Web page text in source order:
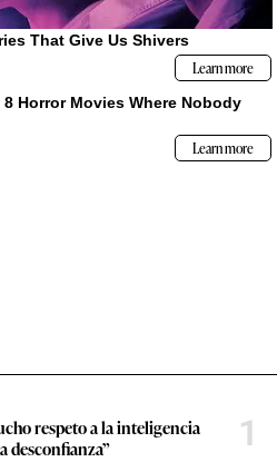
respeto a la inteligencia
desconfianza”
1